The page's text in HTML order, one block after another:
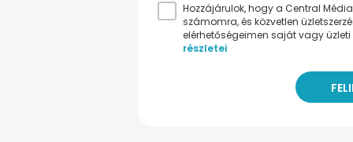
Hozzájárulok, hogy a Central
számomra, és közvetlen
elérhetőségeimen saját vagy
részletei